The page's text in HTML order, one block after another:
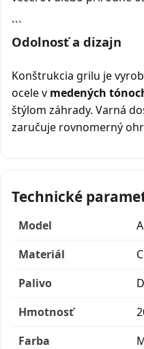
```
Odolnosť a dizajn
Konštrukcia grilu je
ocele v medených
štýlom záhrady. Varná
zaručuje rovnomerný
Technické
Model
Materiál
Palivo
Hmotnosť
Farba